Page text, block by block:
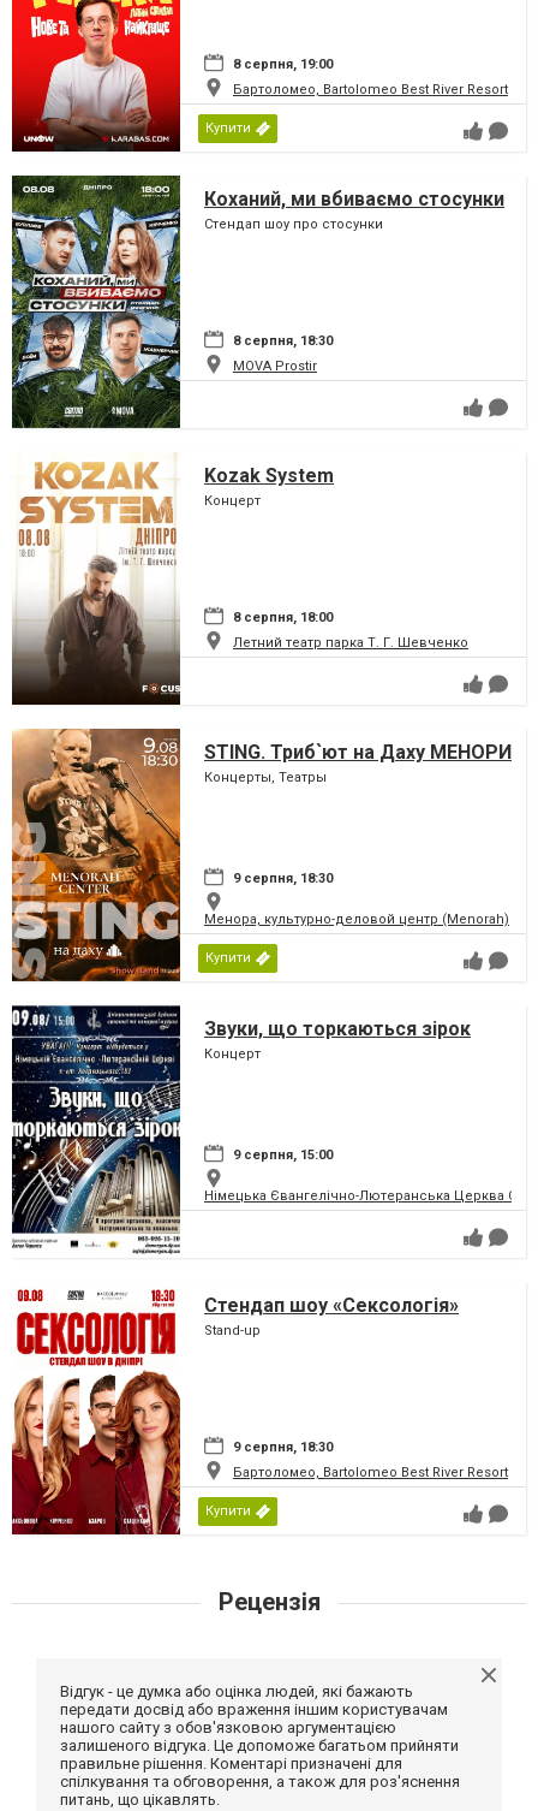
8 серпня, 19:00
Бартоломео, Bartolomeo Best River Resort
Купити
Коханий, ми вбиваємо стосунки
Стендап шоу про стосунки
8 серпня, 18:30
MOVA Рrostir
Kozak System
Концерт
8 серпня, 18:00
Летний театр парка Т. Г. Шевченко
STING. Триб`ют на Даху МЕНОРИ
Концерты, Театры
9 серпня, 18:30
Менора, культурно-деловой центр (Menorah)
Купити
Звуки, що торкаються зірок
Концерт
9 серпня, 15:00
Німецька Євангелічно-Лютеранська Церква
Стендап шоу «Сексологія»
Stand-up
9 серпня, 18:30
Бартоломео, Bartolomeo Best River Resort
Купити
Рецензія
Відгук - це думка або оцінка людей, які бажають
передати досвід або враження іншим користувачам
нашого сайту з обов'язковою аргументацією
залишеного відгука. Це допоможе багатьом прийняти
правильне рішення. Коментарі призначені для
спілкування та обговорення, а також для роз'яснення
питань, що цікавлять.